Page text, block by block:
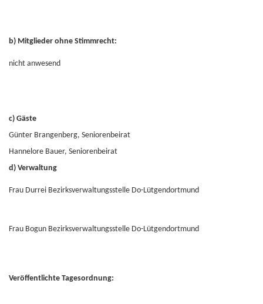
b) Mitglieder ohne Stimmrecht:
nicht anwesend
c) Gäste
Günter Brangenberg, Seniorenbeirat
Hannelore Bauer, Seniorenbeirat
d) Verwaltung
Frau Durrei Bezirksverwaltungsstelle Do-Lütgendortmund
Frau Bogun Bezirksverwaltungsstelle Do-Lütgendortmund
Veröffentlichte Tagesordnung: